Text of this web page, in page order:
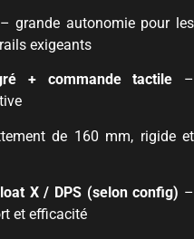
grande autonomie pour les
exigeants
+ commande tactile –
de 160 mm, rigide et
X / DPS (selon config) –
et efficacité